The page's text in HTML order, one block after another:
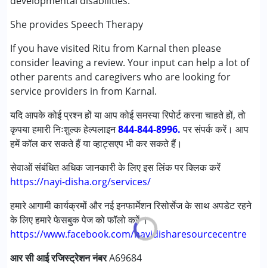
She provides Speech Therapy
If you have visited Ritu from Karnal then please
consider leaving a review. Your input can help a lot of
other parents and caregivers who are looking for
service providers in from Karnal.
यदि आपके कोई प्रश्न हों या आप कोई समस्या रिपोर्ट करना चाहते हों, तो
कृपया हमारी निःशुल्क हेल्पलाइन844-844-8996.पर संपर्क करें। आप
हमें कॉल कर सकते हैं या व्हाट्सएप भी कर सकते हैं।
सेवाओं संबंधित अधिक जानकारी के लिए इस लिंक पर क्लिक करें
https://nayi-disha.org/services/
हमारे आगामी कार्यक्रमों और नई इनफार्मेशन रिसोर्सेज के साथ अपडेट रहने
के लिए हमारे फेसबुक पेज को फॉलो करें ।
https://www.facebook.com/nayidisharesourcecentre
आर सी आई रजिस्ट्रेशन नंबरA69684
अटेंशन डेफिसिट (हाइपरएक्टिविटी) डिसऑर्डर (एडीडी/एडीएचडी)
सेरब्रल पाल्सी (सी पी )
मिर्गी
ग्लोबल डेवलपमेंटल डिले (एर्लियर टर्म वाज़ एमआर)
लर्निंग डिसेबिलिटीज़ (एलडी)
आयु वर्ग : 0 - 5 years ,6 - 12 years ,13 - 17 years ,above 18
लिंगमहिला, पुरुष